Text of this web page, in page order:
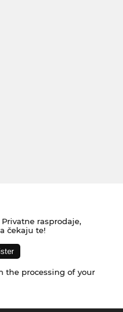
rasprodaje,
čekaju te!
the processing of your